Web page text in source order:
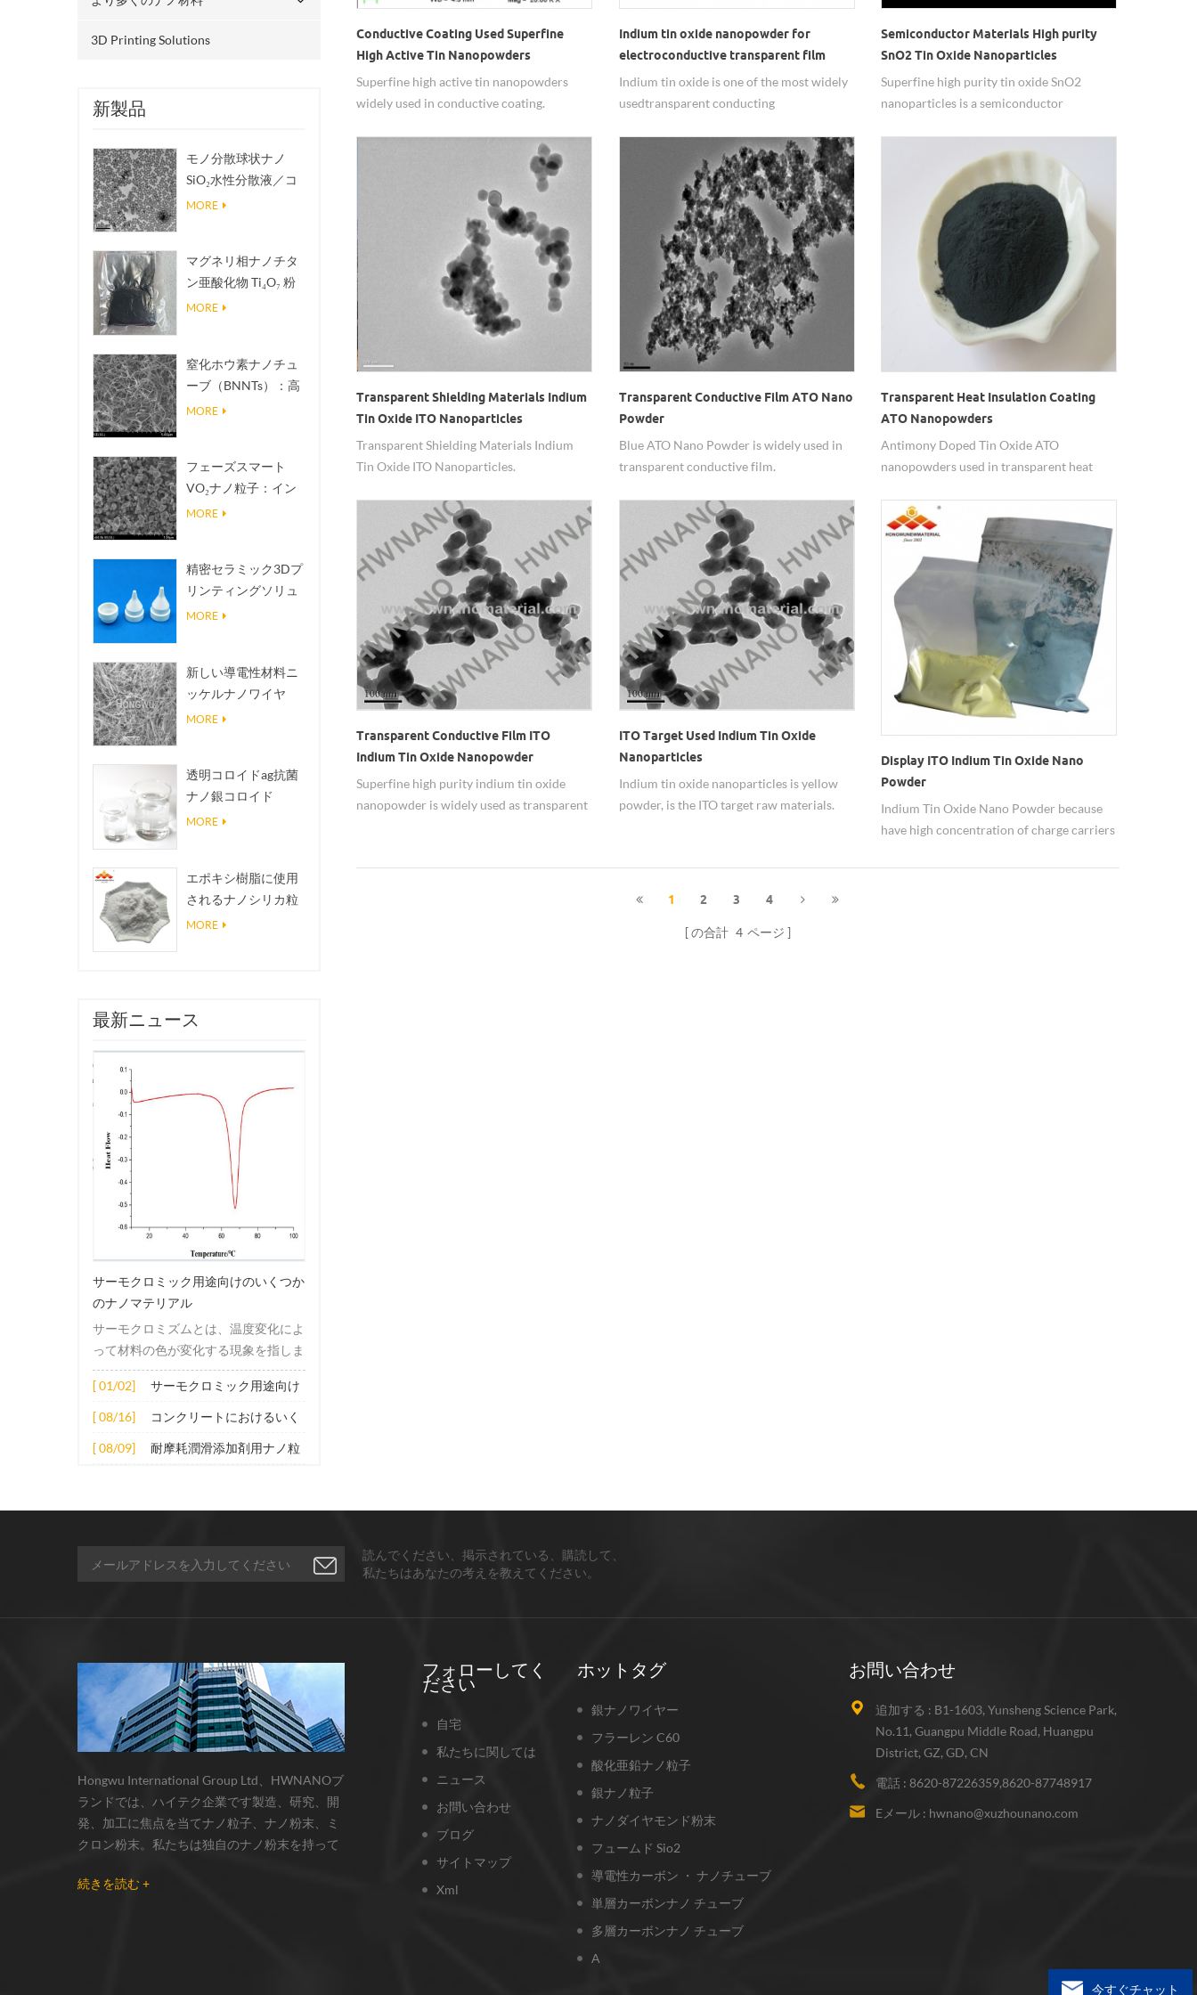
3D Printing Solutions
新製品
モノ分散球状ナノ
SiO₂水性分散液／コ
ロイド
MORE
マグネリ相ナノチタ
ン亜酸化物 Ti₄O₇ 粉
末
MORE
窒化ホウ素ナノチュ
ーブ（BNNTs）：高
熱伝導放熱フィラー
MORE
フェーズスマート
VO₂ナノ粒子：イン
テリジェントな熱応
MORE
精密セラミック3Dプ
リンティングソリュ
ーションは不可能な
MORE
新しい導電性材料ニ
ッケルナノワイヤ
NINWS
MORE
透明コロイドag抗菌
ナノ銀コロイド
MORE
エポキシ樹脂に使用
されるナノシリカ粒
子、超疎水性コーテ
MORE
最新ニュース
サーモクロミック用途向けのいくつか
のナノマテリアル
サーモクロミズムとは、温度変化によ
って材料の色が変化する現象を指しま
す。この変化は通常、材料の電子構造
または分子構造の変化によって引き起
こされます。その適用原理には主に次
ミック材料の分子は、加熱されると構
の変化は、分子間の相互作用を変更し
たり、配向や立体構造を変更したりす
ることなどによって実現できます。 2.
[ 01/02]
サーモクロミック用途向け
[ 08/16]
コンクリートにおけるいく
つかのナノ材料の拡張応用
[ 08/09]
耐摩耗潤滑添加剤用ナノ粒
Conductive Coating Used Superfine
High Active Tin Nanopowders
Superfine high active tin nanopowders
widely used in conductive coating.
Indium tin oxide nanopowder for
electroconductive transparent film
Indium tin oxide is one of the most widely
used transparent conducting
its electrical conductivity and optical
transparency, as well as the ease with
which it can be deposited as a thin film.
Semiconductor Materials High purity
SnO2 Tin Oxide Nanoparticles
Superfine high purity tin oxide SnO2
nanoparticles is a semiconductor
Transparent Shielding Materials Indium
Tin Oxide ITO Nanoparticles
Transparent Shielding Materials Indium
Tin Oxide ITO Nanoparticles.
Transparent Conductive Film ATO Nano
Powder
Blue ATO Nano Powder is widely used in
transparent conductive film.
Transparent Heat Insulation Coating
ATO Nanopowders
Antimony Doped Tin Oxide ATO
nanopowders used in transparent heat
Transparent Conductive Film ITO
Indium Tin Oxide Nanopowder
Superfine high purity indium tin oxide
nanopowder is widely used as transparent
ITO Target Used Indium Tin Oxide
Nanoparticles
Indium tin oxide nanoparticles is yellow
powder, is the ITO target raw materials.
Display ITO Indium Tin Oxide Nano
Powder
Indium Tin Oxide Nano Powder because
have high concentration of charge carriers
can reduces it transparency.
1 2 3 4
の合計 4 ページ
読んでください、掲示されている、購読して、
私たちはあなたの考えを教えてください。
フォローしてく
ださい
自宅
私たちに関しては
ニュース
お問い合わせ
ブログ
サイトマップ
Xml
ホットタグ
銀ナノワイヤー
フラーレン C60
酸化亜鉛ナノ粒子
銀ナノ粒子
ナノダイヤモンド粉末
フュームド Sio2
導電性カーボン ・ ナノチューブ
単層カーボンナノ チューブ
多層カーボンナノ チューブ
A
お問い合わせ
追加する : B1-1603, Yunsheng Science Park,
No.11, Guangpu Middle Road, Huangpu
District, GZ, GD, CN
電話 : 8620-87226359,8620-87748917
Eメール : hwnano@xuzhounano.com
Hongwu International Group Ltd、HWNANOブ
ランドでは、ハイテク企業です製造、研究、開
発、加工に焦点を当てナノ粒子、ナノ粉末、ミ
クロン粉末。私たちは独自のナノ粉末を持って
省にあり、主に 銀ナノ粒子 、 銅ナノ粒子 、 炭
続きを読む +
今すぐチャット